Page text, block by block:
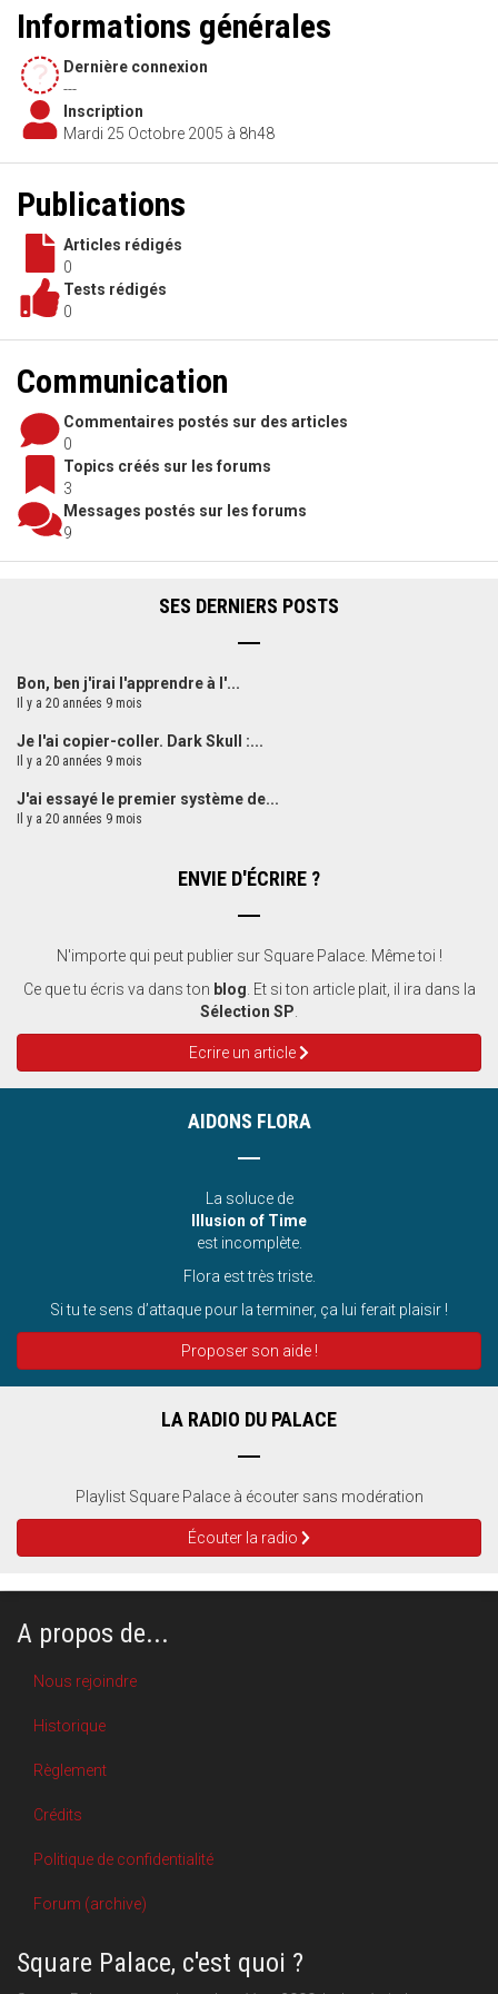
Informations générales
Dernière connexion
---
Inscription
Mardi 25 Octobre 2005 à 8h48
Publications
Articles rédigés
0
Tests rédigés
0
Communication
Commentaires postés sur des articles
0
Topics créés sur les forums
3
Messages postés sur les forums
9
SES DERNIERS POSTS
Bon, ben j'irai l'apprendre à l'...
Il y a 20 années 9 mois
Je l'ai copier-coller. Dark Skull :...
Il y a 20 années 9 mois
J'ai essayé le premier système de...
Il y a 20 années 9 mois
ENVIE D'ÉCRIRE ?
N'importe qui peut publier sur Square Palace. Même toi !
Ce que tu écris va dans ton blog . Et si ton article plait, il ira dans la
Sélection SP
Ecrire un article
AIDONS FLORA
La soluce de
Illusion of Time
est incomplète.
Flora est très triste.
Si tu te sens d’attaque pour la terminer, ça lui ferait plaisir !
Proposer son aide !
LA RADIO DU PALACE
Playlist Square Palace à écouter sans modération
Écouter la radio
A propos de...
Nous rejoindre
Historique
Règlement
Crédits
Politique de confidentialité
Forum (archive)
Square Palace, c'est quoi ?